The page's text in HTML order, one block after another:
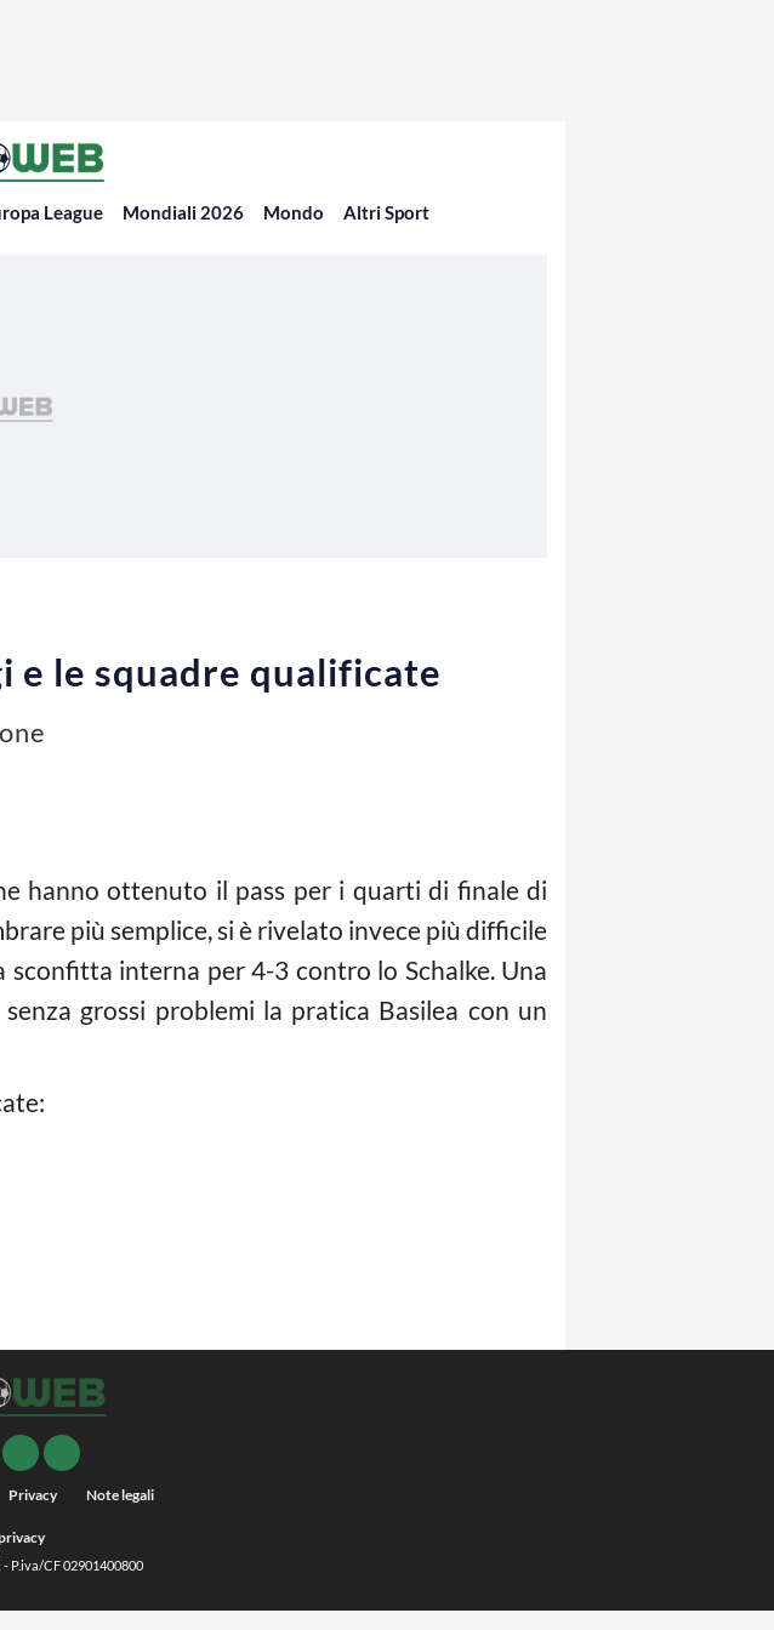
League Mondiali 2026 Mondo Altri Sport
e le squadre qualificate
hanno ottenuto il pass per i quarti di finale di
più semplice, si è rivelato invece più difficile
interna per 4-3 contro lo Schalke. Una
grossi problemi la pratica Basilea con un
Privacy Note legali
P.iva/CF 02901400800